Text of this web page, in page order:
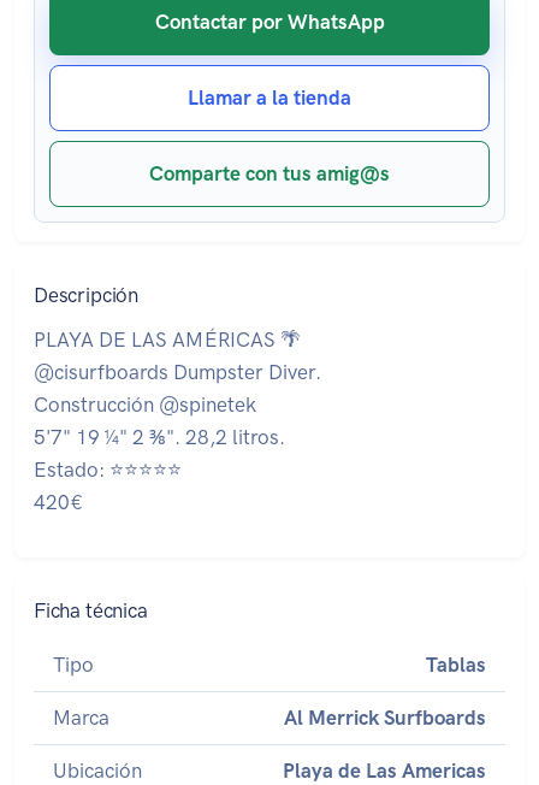
Contactar por WhatsApp
Llamar a la tienda
Comparte con tus amig@s
Descripción
PLAYA DE LAS AMÉRICAS 🌴
@cisurfboards Dumpster Diver.
Construcción @spinetek
5'7" 19 ¼" 2 ⅜". 28,2 litros.
Estado: ⭐⭐⭐⭐⭐
420€
Ficha técnica
Tipo Tablas
Marca Al Merrick Surfboards
Ubicación Playa de Las Americas